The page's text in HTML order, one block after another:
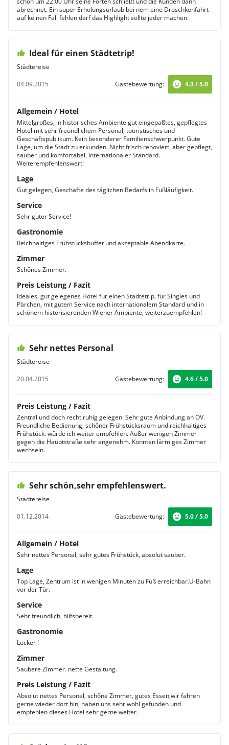
abrechnet. Ein super Erholungsurlaub bei nem eine Droschkenfahrt
auf keinen Fall fehlen darf das Highlight sollte jeder machen.
Ideal für einen Städtetrip!
Städtereise
04.09.2015
Gästebewertung: 4.3 / 5.0
Allgemein / Hotel
Mittelgroßes, in historisches Ambiente gut eingepaßtes, gepflegtes
Hotel mit sehr freundlichem Personal, touristisches und
Geschäftspublikum. Kein besonderer Familienschwerpunkt. Gute
Lage, um die Stadt zu erkunden. Nicht frisch renoviert, aber gepflegt,
sauber und komfortabel, internationaler Standard.
Weiterempfehlenswert!
Lage
Gut gelegen, Geschäfte des täglichen Bedarfs in Fußläufigkeit.
Service
Sehr guter Service!
Gastronomie
Reichhaltiges Frühstücksbuffet und akzeptable Abendkarte.
Zimmer
Schönes Zimmer.
Preis Leistung / Fazit
Ideales, gut gelegenes Hotel für einen Städtetrip, für Singles und
Pärchen, mit gutem Service nach internationalem Standard und in
schönem historisierenden Wiener Ambiente, weiterzuempfehlen!
Sehr nettes Personal
Städtereise
20.04.2015
Gästebewertung: 4.6 / 5.0
Preis Leistung / Fazit
Zentral und doch recht ruhig gelegen. Sehr gute Anbindung an ÖV.
Freundliche Bedienung, schöner Frühstücksraum und reichhaltiges
Frühstück. würde ich weiter empfehlen. Außer wenigen Zimmer
gegen die Hauptstraße sehr angenehm. Konnten lärmiges Zimmer
wechseln.
Sehr schön,sehr empfehlenswert.
Städtereise
01.12.2014
Gästebewertung: 5.0 / 5.0
Allgemein / Hotel
Sehr nettes Personal, sehr gutes Frühstück, absolut sauber.
Lage
Top Lage, Zentrum ist in wenigen Minuten zu Fuß erreichbar.U-Bahn
vor der Tür.
Service
Sehr freundlich, hilfsbereit.
Gastronomie
Lecker !
Zimmer
Saubere Zimmer. nette Gestaltung.
Preis Leistung / Fazit
Absolut nettes Personal, schöne Zimmer, gutes Essen,wir fahren
gerne wieder dort hin, haben uns sehr wohl gefunden und
empfehlen dieses Hotel sehr gerne weiter.